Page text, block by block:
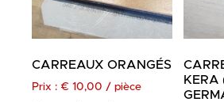
CARREAUX ORANGÉS
Prix : € 10,00 / pièce
KERA